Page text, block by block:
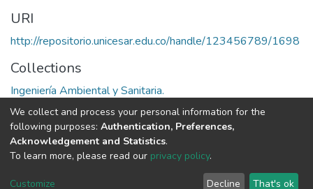
URI
http://repositorio.unicesar.edu.co/handle/123456789/1698
Collections
Ingeniería Ambiental y Sanitaria.
Full item page
DSpace software copyright © 2002-2026
Cookie
End User
Send
We collect and process your personal information for the
following purposes: Authentication, Preferences,
Acknowledgement and Statistics.
To learn more, please read our privacy policy.
Customize Decline That's ok